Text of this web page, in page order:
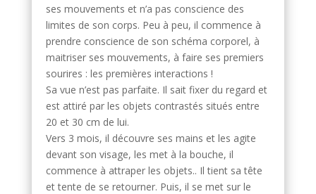
ses mouvements et n’a pas conscience des
limites de son corps. Peu à peu, il commence à
prendre conscience de son schéma corporel, à
maitriser ses mouvements, à faire ses premiers
sourires : les premières interactions !
Sa vue n’est pas parfaite. Il sait fixer du regard et
est attiré par les objets contrastés situés entre
20 et 30 cm de lui.
Vers 3 mois, il découvre ses mains et les agite
devant son visage, les met à la bouche, il
commence à attraper les objets.. Il tient sa tête
et tente de se retourner. Puis, il se met sur le